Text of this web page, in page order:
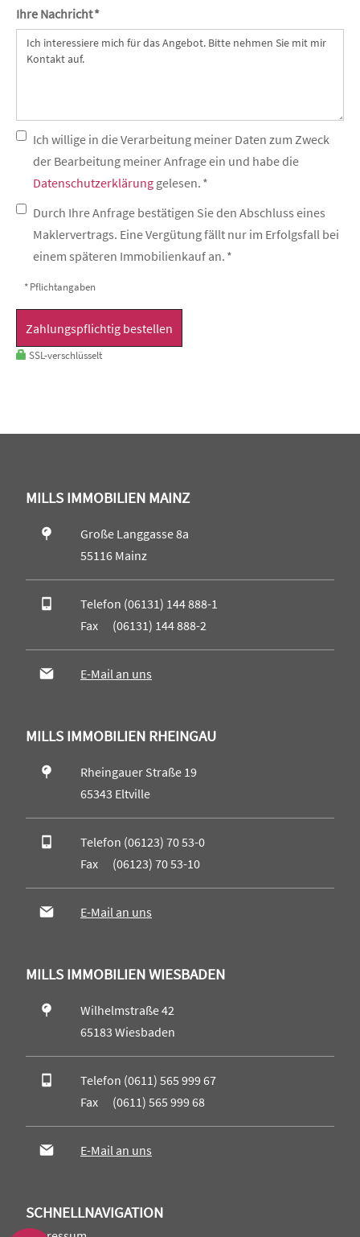
Ihre Nachricht *
Ich willige in die Verarbeitung meiner Daten zum Zweck
der Bearbeitung meiner Anfrage ein und habe die
Datenschutzerklärung gelesen. *
Durch Ihre Anfrage bestätigen Sie den Abschluss eines
Maklervertrags. Eine Vergütung fällt nur im Erfolgsfall bei
einem späteren Immobilienkauf an. *
* Pflichtangaben
Zahlungspflichtig bestellen
SSL-verschlüsselt
MILLS IMMOBILIEN MAINZ
Große Langgasse 8a
55116 Mainz
Telefon (06131) 144 888-1
Fax (06131) 144 888-2
E-Mail an uns
MILLS IMMOBILIEN RHEINGAU
Rheingauer Straße 19
65343 Eltville
Telefon (06123) 70 53-0
Fax (06123) 70 53-10
E-Mail an uns
MILLS IMMOBILIEN WIESBADEN
Wilhelmstraße 42
65183 Wiesbaden
Telefon (0611) 565 999 67
Fax (0611) 565 999 68
E-Mail an uns
SCHNELLNAVIGATION